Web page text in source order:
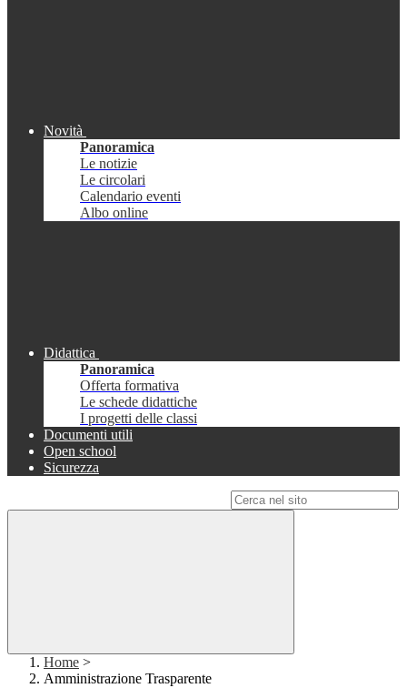
Novità
Panoramica
Le notizie
Le circolari
Calendario eventi
Albo online
Didattica
Panoramica
Offerta formativa
Le schede didattiche
I progetti delle classi
Documenti utili
Open school
Sicurezza
Home >
Amministrazione Trasparente